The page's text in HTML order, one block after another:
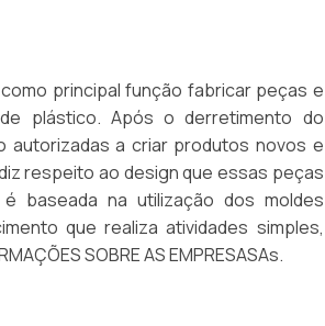
principal função fabricar peças e
plástico. Após o derretimento do
autorizadas a criar produtos novos e
respeito ao design que essas peças
baseada na utilização dos moldes
que realiza atividades simples,
SOBRE AS EMPRESASAs.